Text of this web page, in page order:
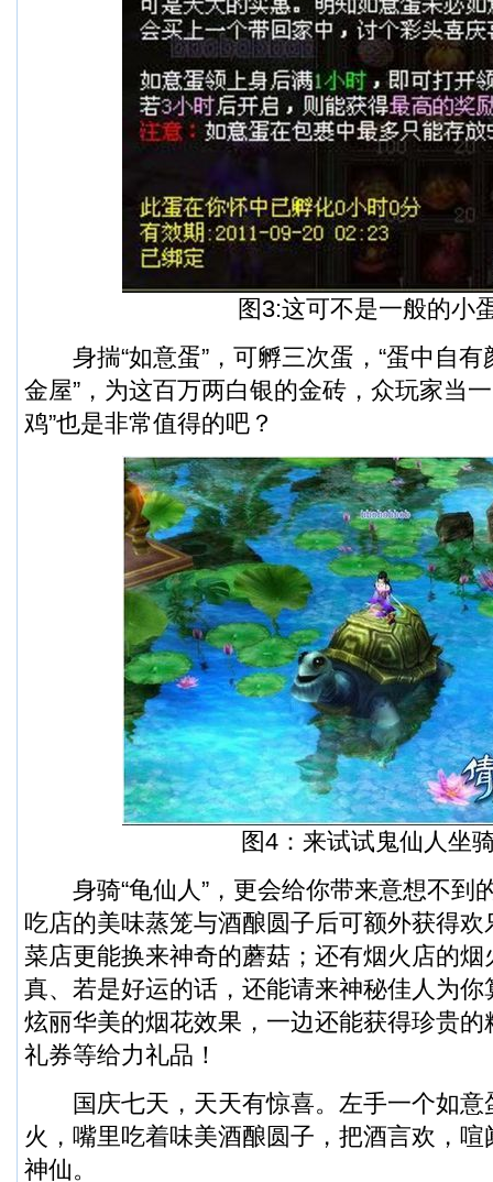
图3:这可不是一般的小
身揣“如意蛋”，可孵三次蛋，“蛋中自有
金屋”，为这百万两白银的金砖，众玩家当
鸡”也是非常值得的吧？
图4：来试试鬼仙人坐
身骑“龟仙人”，更会给你带来意想不到
吃店的美味蒸笼与酒酿圆子后可额外获得
菜店更能换来神奇的蘑菇；还有烟火店的
真、若是好运的话，还能请来神秘佳人为
炫丽华美的烟花效果，一边还能获得珍贵
礼券等给力礼品！
国庆七天，天天有惊喜。左手一个如意
火，嘴里吃着味美酒酿圆子，把酒言欢，
神仙。